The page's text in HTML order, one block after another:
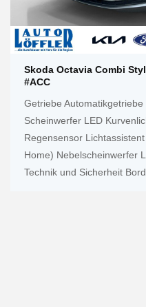
Skoda Octavia Combi
#ACC
Getriebe
Scheinwerfer LED
Regensensor
Home) Nebelscheinwerfer
Technik und Sicherheit